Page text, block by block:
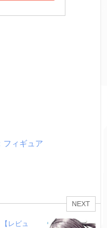
フィギュア
NEXT
【レビュ